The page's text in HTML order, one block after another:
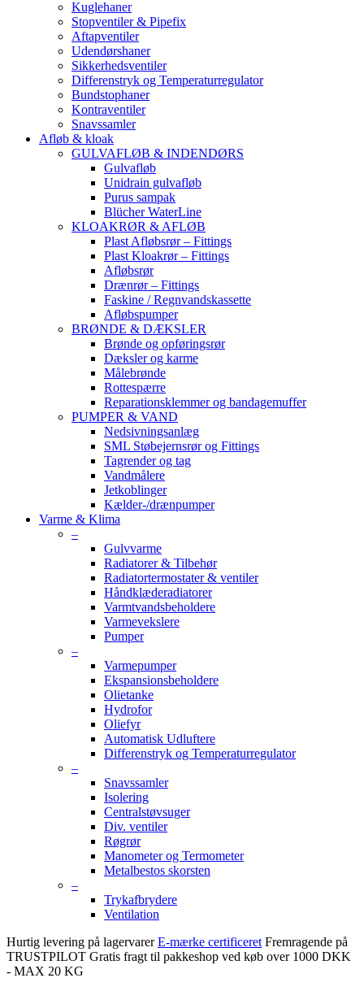
Kuglehaner
Stopventiler & Pipefix
Aftapventiler
Udendørshaner
Sikkerhedsventiler
Differenstryk og Temperaturregulator
Bundstophaner
Kontraventiler
Snavssamler
Afløb & kloak
GULVAFLØB & INDENDØRS
Gulvafløb
Unidrain gulvafløb
Purus sampak
Blücher WaterLine
KLOAKRØR & AFLØB
Plast Afløbsrør – Fittings
Plast Kloakrør – Fittings
Afløbsrør
Drænrør – Fittings
Faskine / Regnvandskassette
Afløbspumper
BRØNDE & DÆKSLER
Brønde og opføringsrør
Dæksler og karme
Målebrønde
Rottespærre
Reparationsklemmer og bandagemuffer
PUMPER & VAND
Nedsivningsanlæg
SML Støbejernsrør og Fittings
Tagrender og tag
Vandmålere
Jetkoblinger
Kælder-/drænpumper
Varme & Klima
–
Gulvvarme
Radiatorer & Tilbehør
Radiatortermostater & ventiler
Håndklæderadiatorer
Varmtvandsbeholdere
Varmevekslere
Pumper
–
Varmepumper
Ekspansionsbeholdere
Olietanke
Hydrofor
Oliefyr
Automatisk Udluftere
Differenstryk og Temperaturregulator
–
Snavssamler
Isolering
Centralstøvsuger
Div. ventiler
Røgrør
Manometer og Termometer
Metalbestos skorsten
–
Trykafbrydere
Ventilation
Hurtig levering på lagervarer E-mærke certificeret Fremragende på
TRUSTPILOT Gratis fragt til pakkeshop ved køb over 1000 DKK
- MAX 20 KG